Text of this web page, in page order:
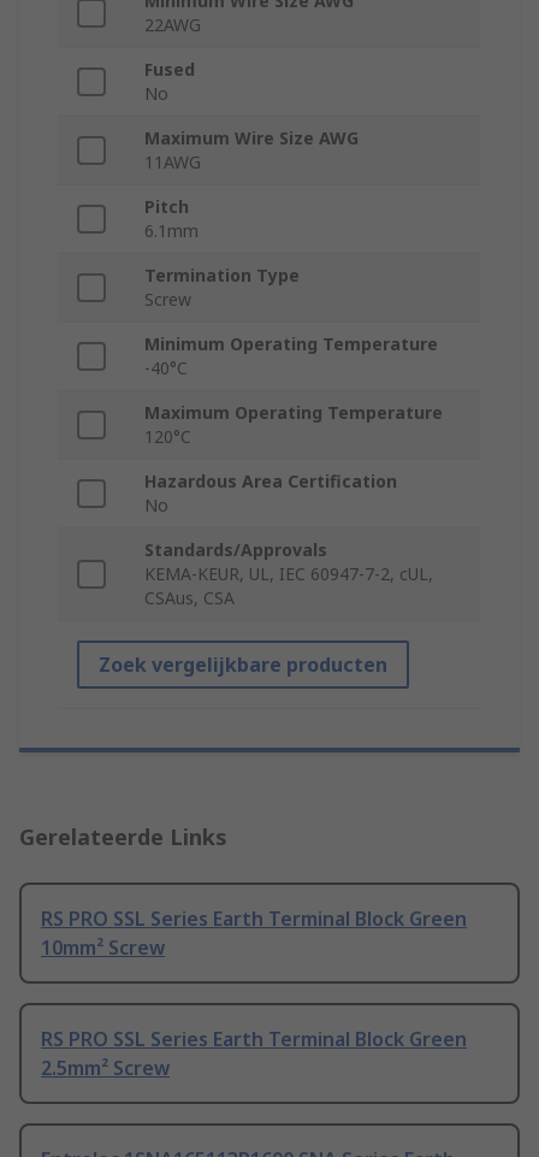
22AWG
Fused
No
Maximum Wire Size AWG
11AWG
Pitch
6.1mm
Termination Type
Screw
Minimum Operating Temperature
-40°C
Maximum Operating Temperature
120°C
Hazardous Area Certification
No
Standards/Approvals
KEMA-KEUR, UL, IEC 60947-7-2, cUL,
CSAus, CSA
Zoek vergelijkbare producten
Gerelateerde Links
RS PRO SSL Series Earth Terminal Block Green
10mm² Screw
RS PRO SSL Series Earth Terminal Block Green
2.5mm² Screw